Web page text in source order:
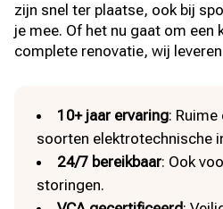
zijn snel ter plaatse, ook bij
je mee. Of het nu gaat om een
complete renovatie, wij
10+ jaar ervaring:
soorten elektrotechnische
24/7 bereikbaar: Ook
storingen.